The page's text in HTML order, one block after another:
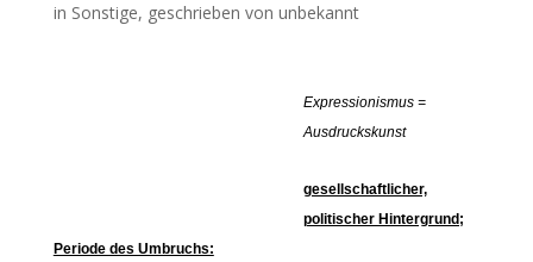
in Sonstige, geschrieben von unbekannt
Expressionismus =
Ausdruckskunst
gesellschaftlicher,
politischer Hintergrund;
Periode des Umbruchs: